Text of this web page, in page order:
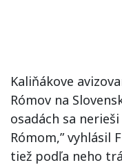
Kaliňákove
Rómov na
osadách sa
Rómom,” vyhlásil
tiež podľa neho